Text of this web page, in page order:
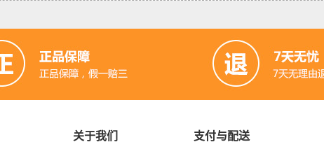
关于我们 支付与配送